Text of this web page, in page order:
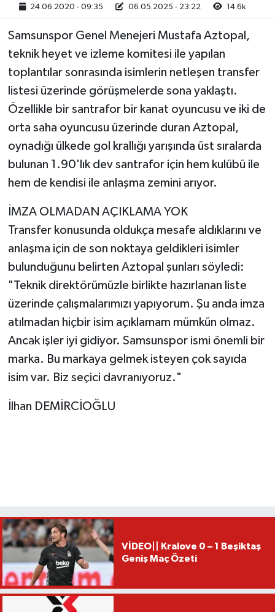
24.06.2020 - 09:35 06.05.2025 - 23:22 14.6k
Samsunspor Genel Menejeri Mustafa Aztopal,
teknik heyet ve izleme komitesi ile yapılan
toplantılar sonrasında isimlerin netleşen transfer
listesi üzerinde görüşmelerde sona yaklaştı.
Özellikle bir santrafor bir kanat oyuncusu ve iki de
orta saha oyuncusu üzerinde duran Aztopal,
oynadığı ülkede gol krallığı yarışında üst sıralarda
bulunan 1.90'lık dev santrafor için hem kulübü ile
hem de kendisi ile anlaşma zemini arıyor.
İMZA OLMADAN AÇIKLAMA YOK
Transfer konusunda oldukça mesafe aldıklarını ve
anlaşma için de son noktaya geldikleri isimler
bulunduğunu belirten Aztopal şunları söyledi:
"Teknik direktörümüzle birlikte hazırlanan liste
üzerinde çalışmalarımızı yapıyorum. Şu anda imza
atılmadan hiçbir isim açıklamam mümkün olmaz.
Ancak işler iyi gidiyor. Samsunspor ismi önemli bir
marka. Bu markaya gelmek isteyen çok sayıda
isim var. Biz seçici davranıyoruz."
İlhan DEMİRCİOĞLU
VİDEO|| Kralove 0 – 1 Beşiktaş
Geniş Maç Özeti